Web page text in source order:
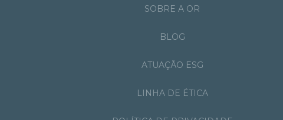
SOBRE A OR
BLOG
ATUAÇÃO ESG
LINHA DE ÉTICA